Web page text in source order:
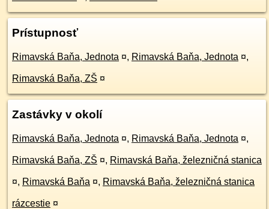
Prístupnosť
Rimavská Baňa, Jednota ¤, Rimavská Baňa, Jednota ¤,
Rimavská Baňa, ZŠ ¤
Zastávky v okolí
Rimavská Baňa, Jednota ¤, Rimavská Baňa, Jednota ¤,
Rimavská Baňa, ZŠ ¤, Rimavská Baňa, železničná stanica
¤, Rimavská Baňa ¤, Rimavská Baňa, železničná stanica
rázcestie ¤